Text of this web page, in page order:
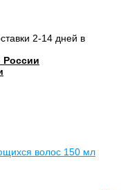
2-14 дней в
России
волос 150 мл